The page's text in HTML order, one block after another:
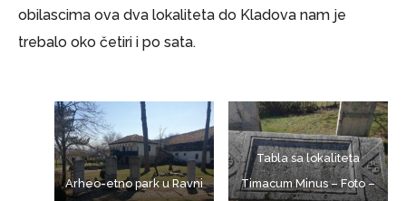
obilascima ova dva lokaliteta do Kladova nam je
trebalo oko četiri i po sata.
Arheo-etno park u Ravni
Tabla sa lokaliteta
Timacum Minus – Foto –